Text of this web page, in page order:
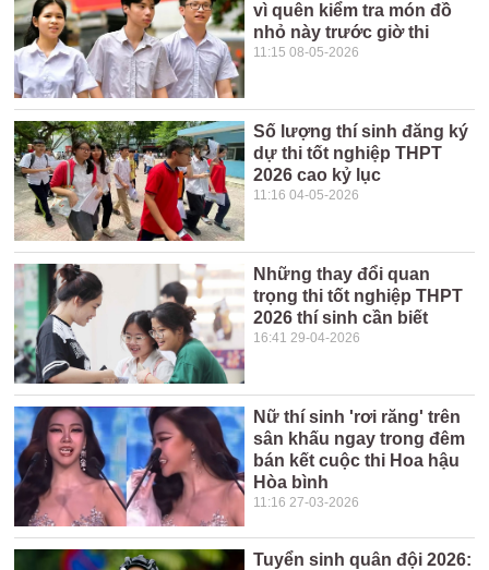
vì quên kiểm tra món đồ
nhỏ này trước giờ thi
11:15 08-05-2026
Số lượng thí sinh đăng ký
dự thi tốt nghiệp THPT
2026 cao kỷ lục
11:16 04-05-2026
Những thay đổi quan
trọng thi tốt nghiệp THPT
2026 thí sinh cần biết
16:41 29-04-2026
Nữ thí sinh 'rơi răng' trên
sân khấu ngay trong đêm
bán kết cuộc thi Hoa hậu
Hòa bình
11:16 27-03-2026
Tuyển sinh quân đội 2026: